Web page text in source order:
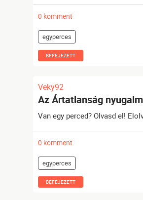
0 komment
egyperces
BEFEJEZETT
Veky92
Az Ártatlanság
Van egy perced? Olvasd el!
0 komment
egyperces
BEFEJEZETT